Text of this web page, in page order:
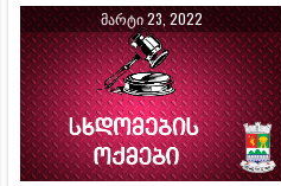
ᲛᲐᲠᲢᲘ 23, 2022